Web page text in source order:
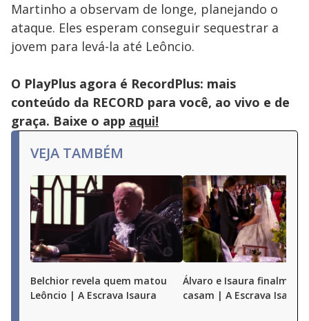
Martinho a observam de longe, planejando o
ataque. Eles esperam conseguir sequestrar a
jovem para levá-la até Leôncio.
O PlayPlus agora é RecordPlus: mais
conteúdo da RECORD para você, ao vivo e de
graça. Baixe o app aqui!
VEJA TAMBÉM
Belchior revela quem matou
Leôncio | A Escrava Isaura
Álvaro e Isaura
casam | A Escrava Isaura